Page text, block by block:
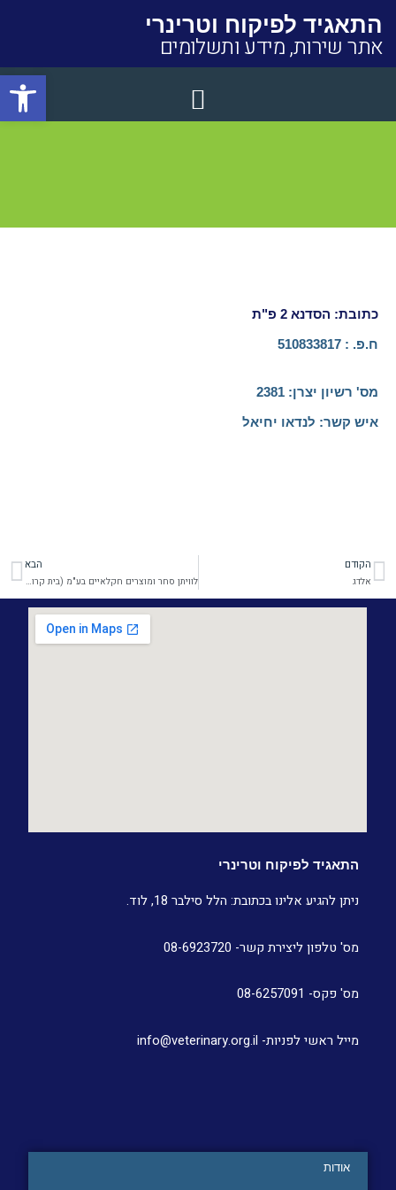
התאגיד לפיקוח וטרינרי
אתר שירות, מידע ותשלומים
כתובת: הסדנא 2 פ"ת
ח.פ. : 510833817
מס' רשיון יצרן:​ 2381
איש קשר: לנדאו יחיאל
קודם
הקודם
אלדג
הבא
לוויתן סחר ומוצרים חקלאיים בע"מ (בית קרור)
אודות
התאגיד לפיקוח וטרינרי
ניתן להגיע אלינו בכתובת: הלל סילבר 18, לוד.
מס' טלפון ליצירת קשר- 08-6923720
מס' פקס- 08-6257091
מייל ראשי לפניות- info@veterinary.org.il
פתח